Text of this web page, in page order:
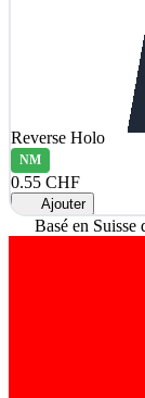
Reverse Holo
NM
0.55 CHF
Ajouter
Basé en Suisse